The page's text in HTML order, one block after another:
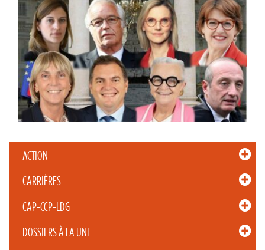
ACTION
CARRIÈRES
CAP-CCP-LDG
DOSSIERS À LA UNE